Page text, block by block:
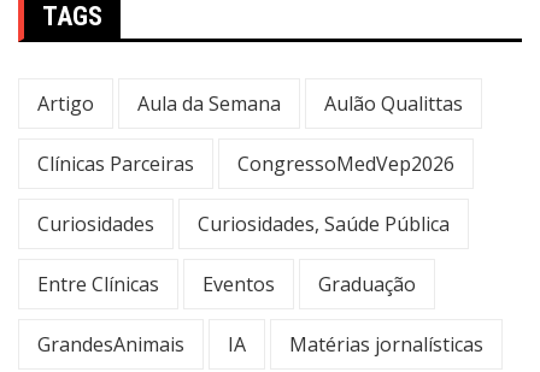
TAGS
Artigo Aula da Semana Aulão Qualittas
Clínicas Parceiras CongressoMedVep2026
Curiosidades Curiosidades, Saúde Pública
Entre Clínicas Eventos Graduação
GrandesAnimais IA Matérias jornalísticas